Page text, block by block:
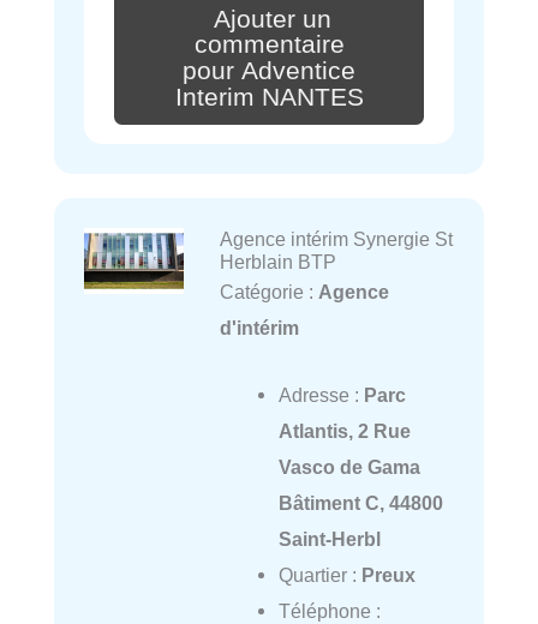
Ajouter un
commentaire
pour Adventice
Interim NANTES
Agence intérim Synergie St
Herblain BTP
Catégorie : Agence
d'intérim
Adresse : Parc
Atlantis, 2 Rue
Vasco de Gama
Bâtiment C, 44800
Saint-Herbl
Quartier : Preux
Téléphone :